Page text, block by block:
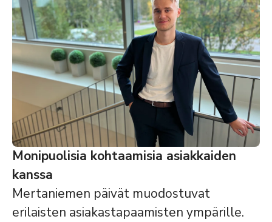
Monipuolisia kohtaamisia asiakkaiden
kanssa
Mertaniemen päivät muodostuvat
erilaisten asiakastapaamisten ympärille.